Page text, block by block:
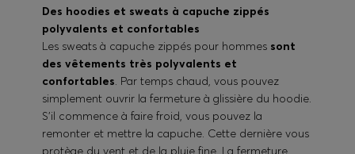
Des hoodies et sweats à capuche zippés
polyvalents et confortables
Les sweats à capuche zippés pour hommes sont
des vêtements très polyvalents et
confortables. Par temps chaud, vous pouvez
simplement ouvrir la fermeture à glissière du hoodie.
S'il commence à faire froid, vous pouvez la
remonter et mettre la capuche. Cette dernière vous
protège du vent et de la pluie fine. La fermeture